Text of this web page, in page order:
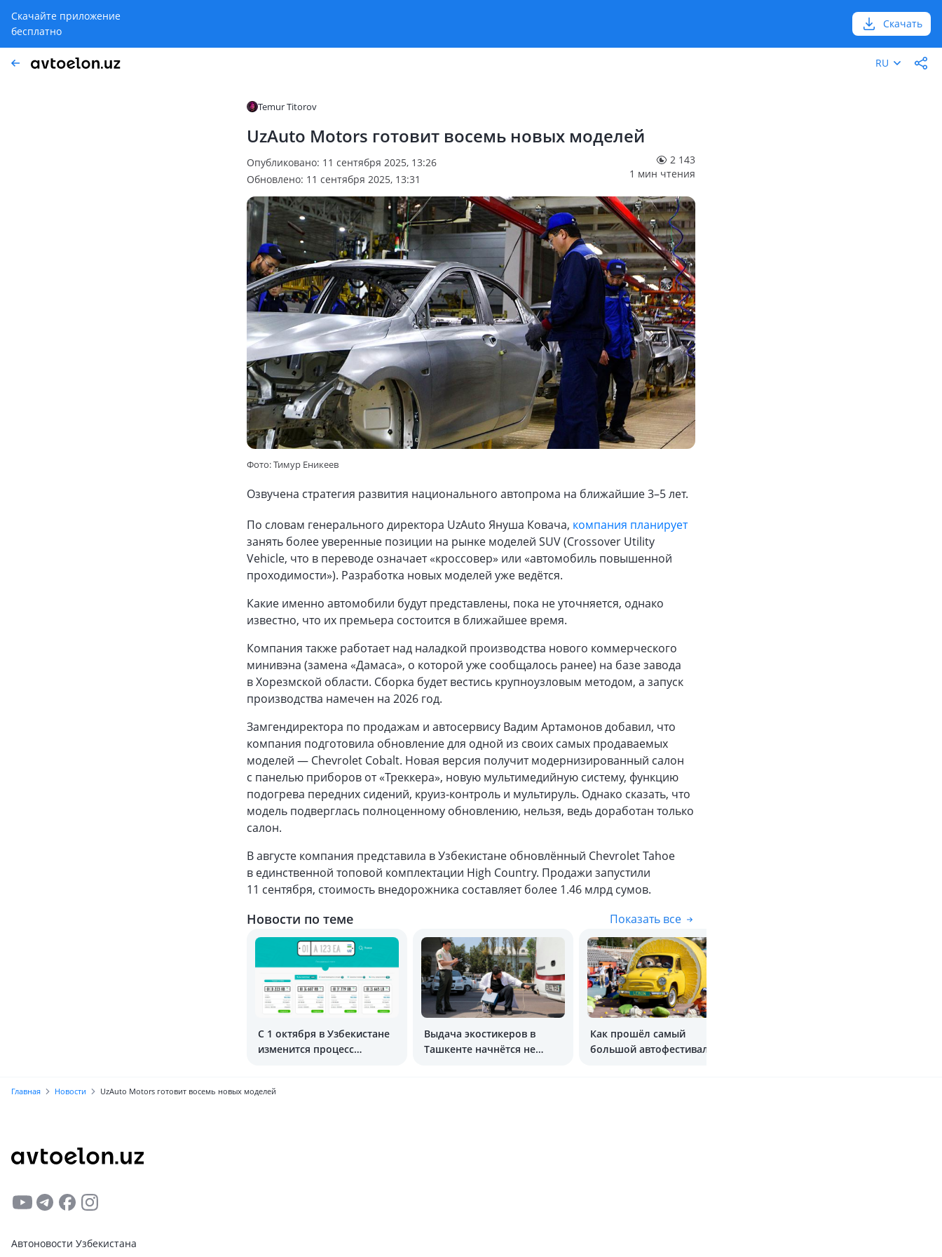
Скачайте приложение
бесплатно
Скачать
RU
Temur Titorov
UzAuto Motors готовит восемь новых моделей
Опубликовано: 11 сентября 2025, 13:26
Обновлено: 11 сентября 2025, 13:31
2 143
1 мин чтения
Фото: Тимур Еникеев
Озвучена стратегия развития национального автопрома на ближайшие 3–5 лет.
По словам генерального директора UzAuto Януша Ковача, компания планирует
занять более уверенные позиции на рынке моделей SUV (Crossover Utility
Vehicle, что в переводе означает «кроссовер» или «автомобиль повышенной
проходимости»). Разработка новых моделей уже ведётся.
Какие именно автомобили будут представлены, пока не уточняется, однако
известно, что их премьера состоится в ближайшее время.
Компания также работает над наладкой производства нового коммерческого
минивэна (замена «Дамаса», о которой уже сообщалось ранее) на базе завода
в Хорезмской области. Сборка будет вестись крупноузловым методом, а запуск
производства намечен на 2026 год.
Замгендиректора по продажам и автосервису Вадим Артамонов добавил, что
компания подготовила обновление для одной из своих самых продаваемых
моделей — Chevrolet Cobalt. Новая версия получит модернизированный салон
с панелью приборов от «Треккера», новую мультимедийную систему, функцию
подогрева передних сидений, круиз-контроль и мультируль. Однако сказать, что
модель подверглась полноценному обновлению, нельзя, ведь доработан только
салон.
В августе компания представила в Узбекистане обновлённый Chevrolet Tahoe
в единственной топовой комплектации High Country. Продажи запустили
11 сентября, стоимость внедорожника составляет более 1.46 млрд сумов.
Новости по теме Показать все
С 1 октября в Узбекистане
изменится процесс
Выдача экостикеров в
Ташкенте начнётся не
Как прошёл самый
большой автофестиваль в
Главная Новости UzAuto Motors готовит восемь новых моделей
Автоновости Узбекистана